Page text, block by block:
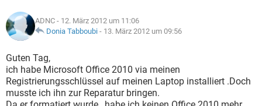
FACEBOOK
WHATSAPP
FACEBOOK
ANDROID
WINDOWS 10 INSTAGRAM
WHATSAPP
FACEBOOK HARDWARE
SPIELE
ANDROID
WINDOWS 10
WHATSAPP TIKTOK
FACEBOOK HARDWARE
LEXIKON
SPIELE
ANDROID IOS
WINDOWS 10 INSTAGRAM
ADNC - 12. März 2012 um 11:06
Donia Tabboubi - 13. März 2012 um 09:56
Guten Tag,
ich habe Microsoft Office 2010 via meinen
Registrierungsschlüssel auf meinen Laptop installiert .Doch
musste ich ihn zur Reparatur bringen.